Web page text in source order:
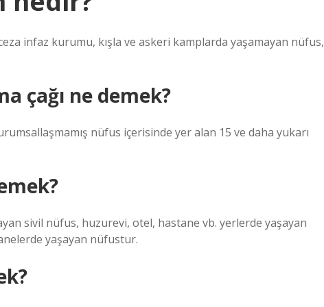
infaz kurumu, kışla ve askeri kamplarda yaşamayan nüfus,
çağı ne demek?
nüfus içerisinde yer alan 15 ve daha yukarı
sivil nüfus, huzurevi, otel, hastane vb. yerlerde yaşayan
yaşayan nüfustur.